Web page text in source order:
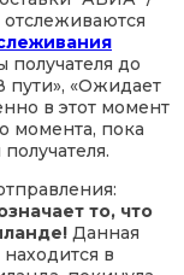
получателя до
пути», «Ожидает
в этот момент
момента, пока
то, что
Данная
в